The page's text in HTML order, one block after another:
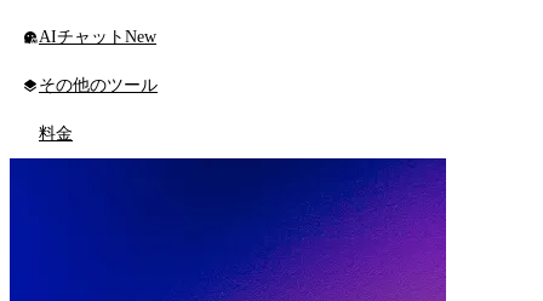
AIチャット New
その他のツール
料金